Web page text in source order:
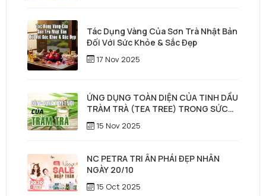
Tác Dụng Vàng Của Sơn Trà Nhật Bản
Đối Với Sức Khỏe & Sắc Đẹp
17 Nov 2025
ỨNG DỤNG TOÀN DIỆN CỦA TINH DẦU
TRÀM TRÀ (TEA TREE) TRONG SỨC
KHỎE, LÀM ĐẸP & CHĂM SÓC TÓC –
DA ĐẦU
15 Nov 2025
NC PETRA TRI ÂN PHÁI ĐẸP NHÂN
NGÀY 20/10
15 Oct 2025